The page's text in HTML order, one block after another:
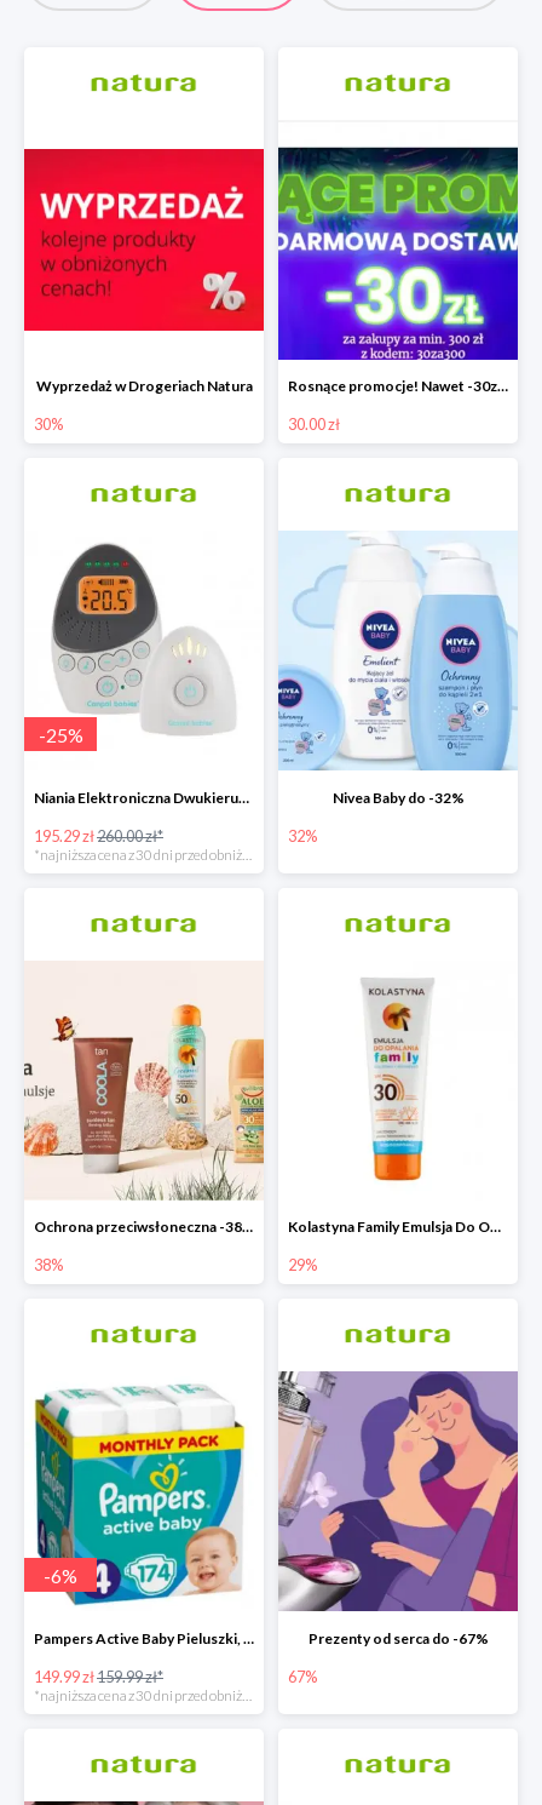
Wyprzedaż w Drogeriach Natura
30%
Rosnące promocje! Nawet -30zł mniej+darmowa dostawa
30.00 zł
-25%
Niania Elektroniczna Dwukierunkowa
195.29 zł260.00 zł*
Nivea Baby do -32%
32%
Ochrona przeciwsłoneczna -38%
38%
Kolastyna Family Emulsja Do Opalania
29%
-6%
Pampers Active Baby Pieluszki, rozmiar 4
149.99 zł159.99 zł*
Prezenty od serca do -67%
67%